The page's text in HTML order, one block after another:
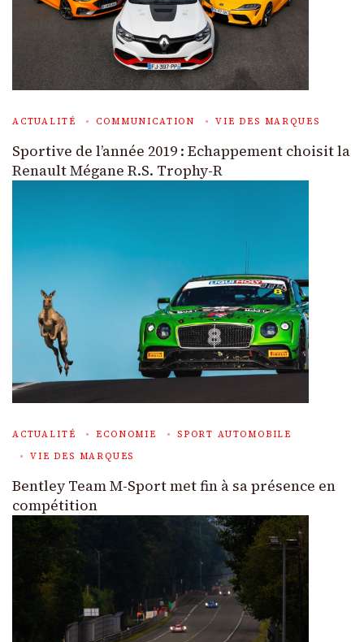
ACTUALITÉ COMMUNICATION VIE DES MARQUES
Sportive de l’année 2019 : Echappement choisit la
Renault Mégane R.S. Trophy-R
ACTUALITÉ ECONOMIE
SPORT AUTOMOBILE
VIE DES MARQUES
Bentley Team M-Sport met fin à sa présence en
compétition